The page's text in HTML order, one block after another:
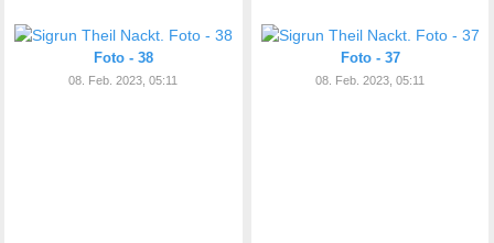
Foto - 38
08. Feb. 2023, 05:11
Foto - 37
08. Feb. 2023, 05:11